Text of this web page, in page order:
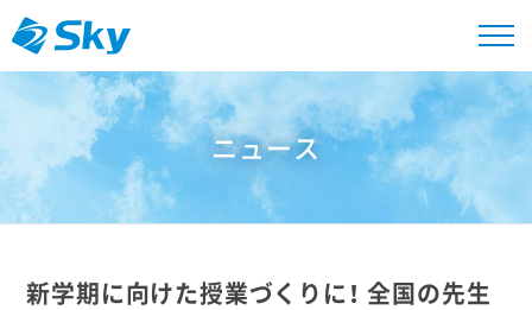
ニュース
新学期に向けた授業づくりに！ 全国の先生